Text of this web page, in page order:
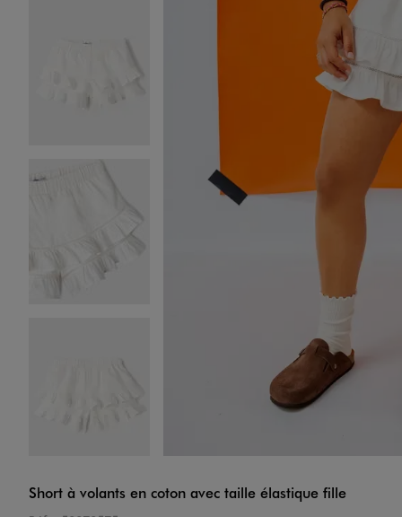
Short à volants en coton avec taille élastique fille